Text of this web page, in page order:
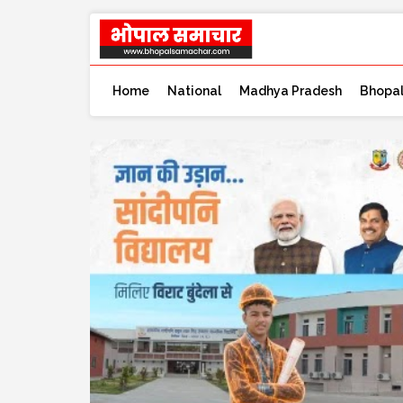
Home National Madhya Pradesh Bhopal